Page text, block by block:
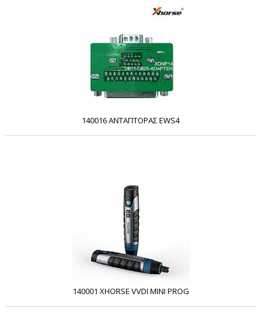
140016 ΑΝΤΑΠΤΟΡΑΣ EWS4
140001 XHORSE VVDI MINI PROG